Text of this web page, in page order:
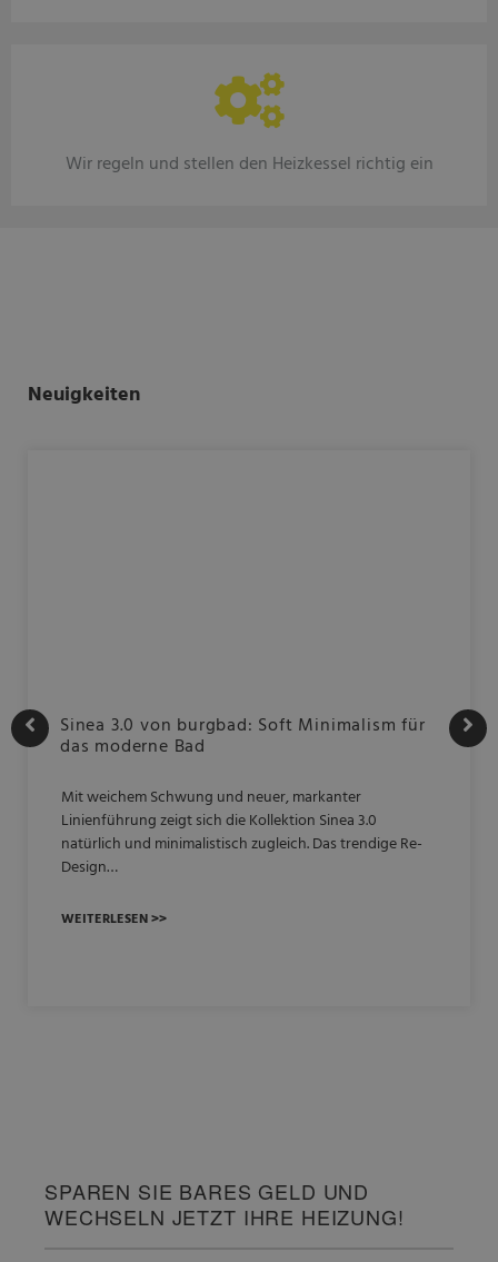
Wir regeln und stellen den Heizkessel richtig ein
Neuigkeiten
Sinea 3.0 von burgbad: Soft Minimalism für
das moderne Bad
Mit weichem Schwung und neuer, markanter
Linienführung zeigt sich die Kollektion Sinea 3.0
natürlich und minimalistisch zugleich. Das trendige Re-
Design…
WEITERLESEN >>
SPAREN SIE BARES GELD UND
WECHSELN JETZT IHRE HEIZUNG!